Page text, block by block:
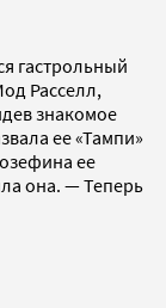
гастрольный
Расселл,
знакомое
ее «Тампи»
ее
она. — Теперь